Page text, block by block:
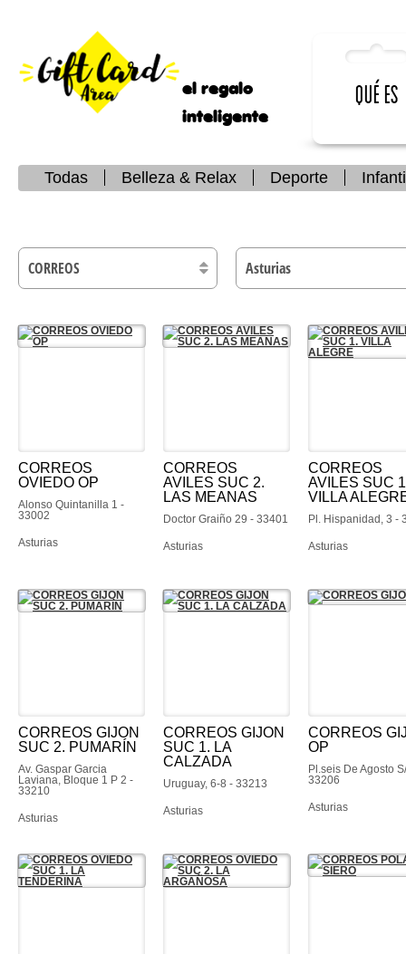
el regalo
inteligente
Qué es
Todas Belleza & Relax Deporte
CORREOS
OVIEDO OP
Alonso Quintanilla 1 -
33002
Asturias
CORREOS
AVILES SUC 2.
LAS MEANAS
Doctor Graiño 29 - 33401
Asturias
CORREOS
AVILES SUC
VILLA
Pl. Hispanidad, 3 -
Asturias
CORREOS GIJON
SUC 2. PUMARÍN
Av. Gaspar Garcia
Laviana, Bloque 1 P 2 -
33210
Asturias
CORREOS GIJON
SUC 1. LA
CALZADA
Uruguay, 6-8 - 33213
Asturias
CORREOS
OP
Pl.seis De Agosto
33206
Asturias